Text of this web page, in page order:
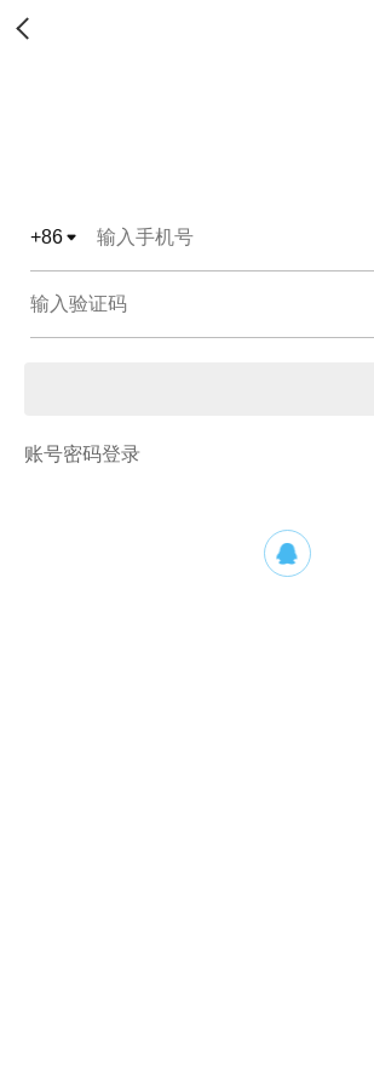
+86
账号密码登录